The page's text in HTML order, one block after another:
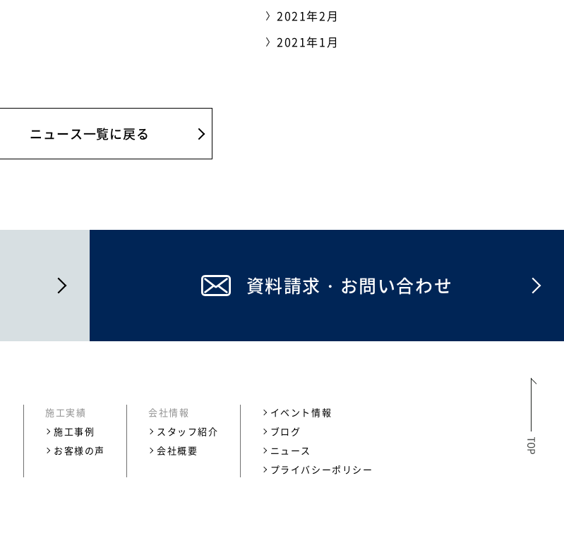
2021年2月
2021年1月
ニュース一覧に戻る
資料請求・お問い合わせ
施工実績
施工事例
お客様の声
会社情報
スタッフ紹介
会社概要
イベント情報
ブログ
ニュース
プライバシーポリシー